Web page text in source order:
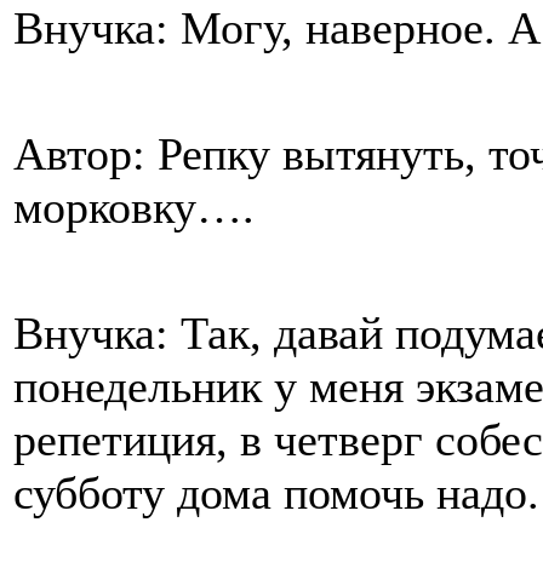
Внучка: Могу, наверное. А
Автор: Репку вытянуть,
морковку….
Внучка: Так, давай
понедельник у меня
репетиция, в четверг
субботу дома помочь надо.